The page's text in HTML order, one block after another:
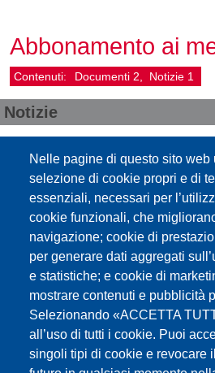
Nelle pagine di questo sito web
selezione di cookie propri e di
essenziali, necessari per
cookie funzionali, che
navigazione; cookie di
per generare dati aggregati
e statistiche; e cookie di
mostrare contenuti e pubblicità
Selezionando «ACCETTA
all’uso di tutti i cookie. Puoi
singoli tipi di cookie e revocare
Abbonamento ai
Contenuti: Documenti 2 Notizie 1
Notizie
Abbonamento mezzi pubblici
Con la comunicazione del 30
pubblicato le indicazioni operative
l'abbonamento ai mezzi pubblici
riservato a tutti i docenti con
oppure a tempo determinato di
leggi di piu
Documenti
Abbonamento